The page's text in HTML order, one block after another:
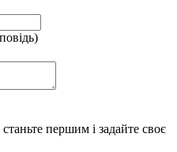
першим і задайте своє